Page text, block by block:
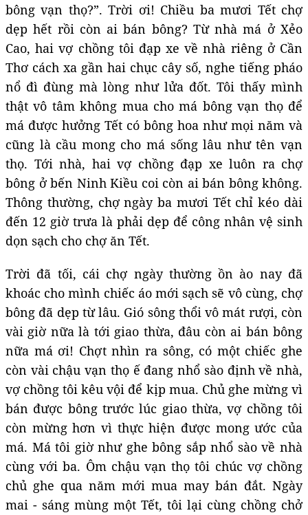
bông vạn thọ?”. Trời ơi! Chiều ba mươi Tết chợ
dẹp hết rồi còn ai bán bông? Từ nhà má ở Xẻo
Cao, hai vợ chồng tôi đạp xe về nhà riêng ở Cần
Thơ cách xa gần hai chục cây số, nghe tiếng pháo
nổ đì đùng mà lòng như lửa đốt. Tôi thấy mình
thật vô tâm không mua cho má bông vạn thọ để
má được hưởng Tết có bông hoa như mọi năm và
cũng là cầu mong cho má sống lâu như tên vạn
thọ. Tới nhà, hai vợ chồng đạp xe luôn ra chợ
bông ở bến Ninh Kiều coi còn ai bán bông không.
Thông thường, chợ ngày ba mươi Tết chỉ kéo dài
đến 12 giờ trưa là phải dẹp để công nhân vệ sinh
dọn sạch cho chợ ăn Tết.
Trời đã tối, cái chợ ngày thường ồn ào nay đã
khoác cho mình chiếc áo mới sạch sẽ vô cùng, chợ
bông đã dẹp từ lâu. Gió sông thổi vô mát rượi, còn
vài giờ nữa là tới giao thừa, đâu còn ai bán bông
nữa má ơi! Chợt nhìn ra sông, có một chiếc ghe
còn vài chậu vạn thọ ế đang nhổ sào định về nhà,
vợ chồng tôi kêu vội để kịp mua. Chủ ghe mừng vì
bán được bông trước lúc giao thừa, vợ chồng tôi
còn mừng hơn vì thực hiện được mong ước của
má. Má tôi giờ như ghe bông sắp nhổ sào về nhà
cùng với ba. Ôm chậu vạn thọ tôi chúc vợ chồng
chủ ghe qua năm mới mua may bán đắt. Ngày
mai - sáng mùng một Tết, tôi lại cùng chồng chở